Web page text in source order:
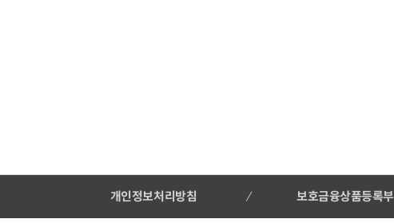
개인정보처리방침 보호금융상품등록부